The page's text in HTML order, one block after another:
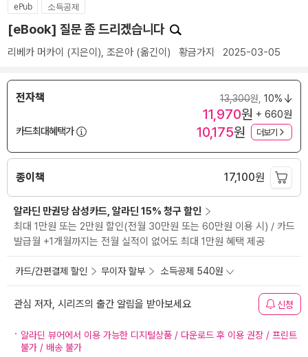
ePub 소득공제
[eBook] 질문 좀 드리겠습니다
리베카 머카이 (지은이), 조은아 (옮긴이) 황금가지 2025-03-05
전자책 13,300원, 10%
11,970원 + 660원
카드최대혜택가
10,175원 더보기
종이책 17,100원
알라딘 만권당 삼성카드, 알라딘 15% 청구 할인
최대 1만원 또는 2만원 할인(전월 30만원 또는 60만원 이용 시) / 카드
발급월 +1개월까지는 전월 실적이 없어도 최대 1만원 혜택 제공
카드/간편결제 할인 무이자 할부 소득공제 540원
관심 저자, 시리즈의 출간 알림을 받아보세요 신청
알라딘 뷰어에서 이용 가능한 디지털상품 / 다운로드 후 이용 권장 / 프린트
불가 / 배송 불가